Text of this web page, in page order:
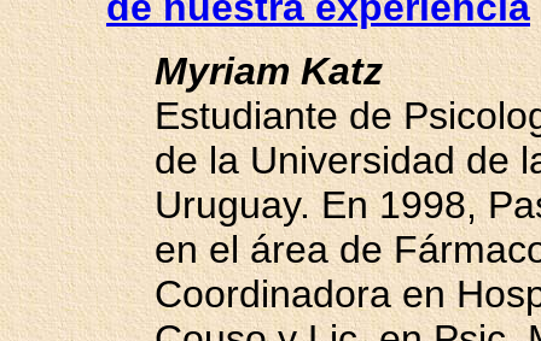
Myriam Katz
Estudiante de
de la Universidad de
Uruguay. En 1998,
en el área de
Coordinadora en